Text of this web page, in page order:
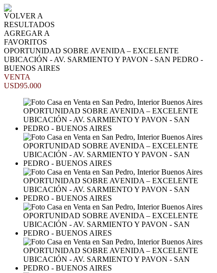
VOLVER A
RESULTADOS
AGREGAR A
FAVORITOS
OPORTUNIDAD SOBRE AVENIDA – EXCELENTE
UBICACIÓN - AV. SARMIENTO Y PAVON - SAN PEDRO -
BUENOS AIRES
VENTA
USD95.000